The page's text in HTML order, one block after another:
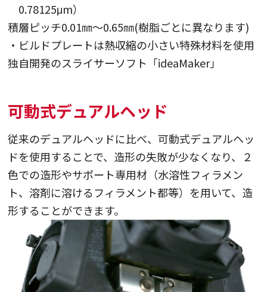
0.78125μm）
積層ピッチ0.01㎜～0.65㎜(樹脂ごとに異なります)
・ビルドプレートは熱収縮の小さい特殊材料を使用
独自開発のスライサーソフト「ideaMaker」
可動式デュアルヘッド
従来のデュアルヘッドに比べ、可動式デュアルヘッ
ドを使用することで、造形の失敗が少なくなり、２
色での造形やサポート専用材（水溶性フィラメン
ト、溶剤に溶けるフィラメント都等）を用いて、造
形することができます。